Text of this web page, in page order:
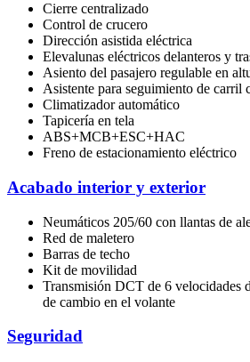
Cierre centralizado
Control de crucero
Dirección asistida eléctrica
Elevalunas eléctricos delanteros y
Asiento del pasajero regulable en
Asistente para seguimiento de carril
Climatizador automático
Tapicería en tela
ABS+MCB+ESC+HAC
Freno de estacionamiento eléctrico
Acabado interior y exterior
Neumáticos 205/60 con llantas de
Red de maletero
Barras de techo
Kit de movilidad
Transmisión DCT de 6 velocidades
de cambio en el volante
Seguridad